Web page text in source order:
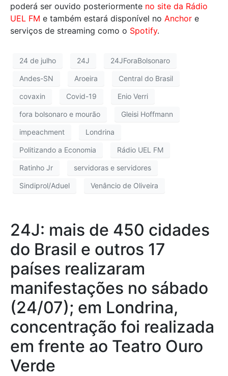
poderá ser ouvido posteriormente no site da Rádio
UEL FM e também estará disponível no Anchor e
serviços de streaming como o Spotify.
24 de julho 24J 24JForaBolsonaro
Andes-SN Aroeira Central do Brasil
covaxin Covid-19 Enio Verri
fora bolsonaro e mourão Gleisi Hoffmann
impeachment Londrina
Politizando a Economia Rádio UEL FM
Ratinho Jr servidoras e servidores
Sindiprol/Aduel Venâncio de Oliveira
24J: mais de 450 cidades
do Brasil e outros 17
países realizaram
manifestações no sábado
(24/07); em Londrina,
concentração foi realizada
em frente ao Teatro Ouro
Verde